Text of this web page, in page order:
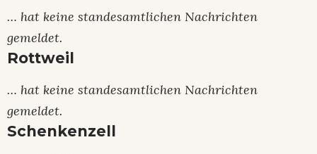
… hat keine standesamtlichen Nachrichten
gemeldet.
Rottweil
… hat keine standesamtlichen Nachrichten
gemeldet.
Schenkenzell